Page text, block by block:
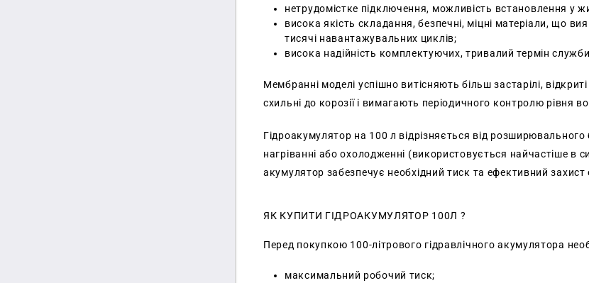
нетрудомістке підключення, можливість встановлення у
висока якість складання, безпечні, міцні матеріали, що
тисячі навантажувальних циклів;
висока надійність комплектуючих, тривалий термін
Мембранні моделі успішно витісняють більш застарілі,
схильні до корозії і вимагають періодичного контролю рівня
Гідроакумулятор на 100 л відрізняється від
нагріванні або охолодженні (використовується найчастіше в
акумулятор забезпечує необхідний тиск та ефективний
ЯК КУПИТИ ГІДРОАКУМУЛЯТОР 100Л ?
Перед покупкою 100-літрового гідравлічного акумулятора
максимальний робочий тиск;